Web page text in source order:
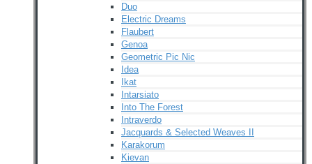
Duo
Electric Dreams
Flaubert
Genoa
Geometric Pic Nic
Idea
Ikat
Intarsiato
Into The Forest
Intraverdo
Jacquards & Selected Weaves II
Karakorum
Kievan